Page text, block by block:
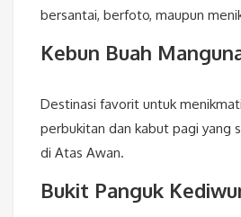
bersantai, berfoto, maupun
Kebun Buah
Destinasi favorit untuk
perbukitan dan kabut pagi yang
di Atas Awan.
Bukit Panguk